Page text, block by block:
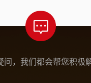
问，我们都会帮您积极